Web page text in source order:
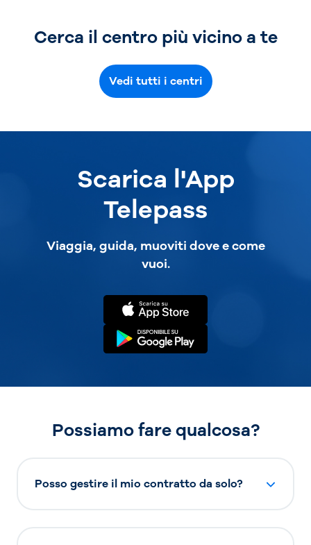
Cerca il centro più vicino a te
Vedi tutti i centri
Scarica l'App
Telepass
Viaggia, guida, muoviti dove e come
vuoi.
Possiamo fare qualcosa?
Posso gestire il mio contratto da solo?